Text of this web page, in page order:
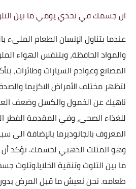
ان جسمك في تحدي يومي ما بين
عندما يتناول الإنسان الطعام المليء
والمواد الحافظة، ويتنفس الهواء
المصانع وعوادم السيارات وطائرات،
لتظهر مختلف الأمراض الاكزيما
ناهيك عن الخمول والكسل وضعف
للغذاء الصحي، وفي المقدمة
المعروف بالجانوديرما بالإضافة الى
وهو المثلث الذهبي لجسمك.
ما بين التلوث وتنقية الخلايا.وتلوث
طعامه. نحن نعيش ما قبل المرض